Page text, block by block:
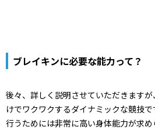
ブレイキンに必要な能力って？
後々、詳しく説明させていただきます
けでワクワクするダイナミックな競技
行うためには非常に高い身体能力が求め